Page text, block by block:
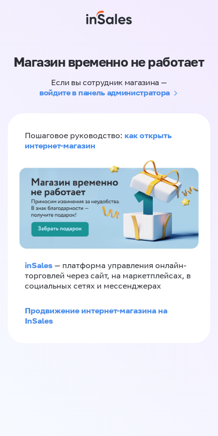
Магазин временно не работает
Если вы сотрудник магазина —
войдите в панель администратора
Пошаговое руководство: как открыть
интернет-магазин
inSales — платформа управления онлайн-
торговлей через сайт, на маркетплейсах, в
социальных сетях и мессенджерах
Продвижение интернет-магазина на
InSales